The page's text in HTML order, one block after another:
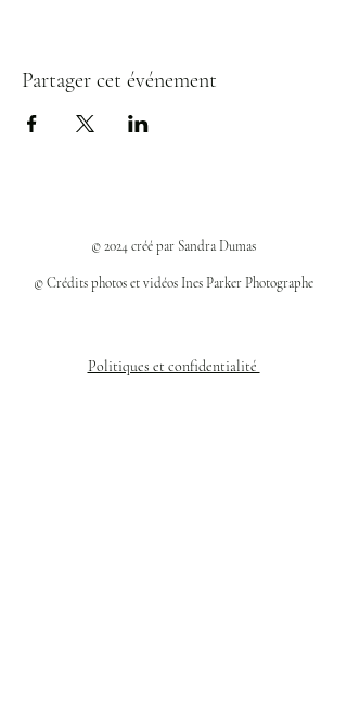
Partager cet événement
© 2024 créé par Sandra Dumas
© Crédits photos et vidéos Ines Parker Photographe
Politiques et confidentialité